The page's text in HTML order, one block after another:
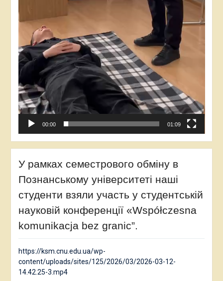
00:00 01:09
У рамках семестрового обміну в
Познанському університеті наші
студенти взяли участь у студентській
науковій конференції «Współczesna
komunikacja bez granic”.
https://ksm.cnu.edu.ua/wp-
content/uploads/sites/125/2026/03/2026-03-12-
14.42.25-3.mp4